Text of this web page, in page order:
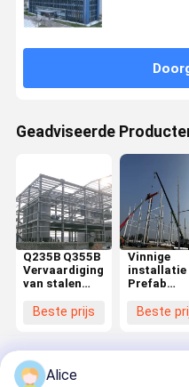
Geadviseerde
Q235B Q355B
Vervaardiging
van stalen
verf op
Beste prijs
Vinnige
installatie
Prefab
Beste
Alice